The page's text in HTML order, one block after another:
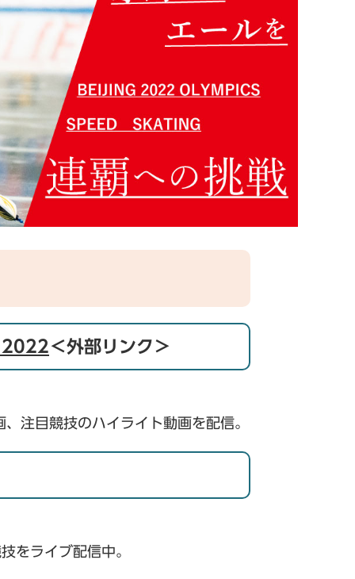
2022＜外部リンク＞
注目競技のハイライト動画を配信。
をライブ配信中。